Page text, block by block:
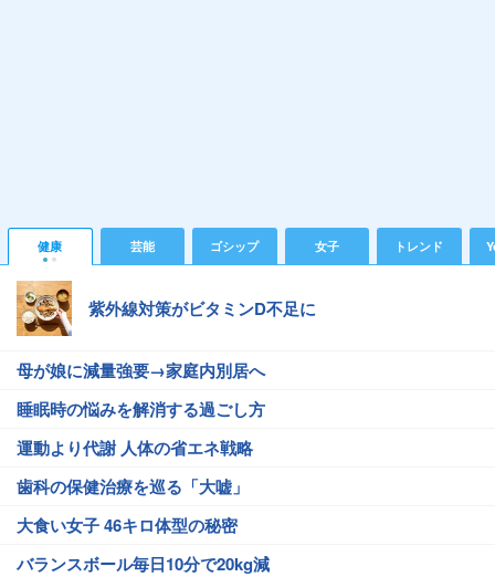
健康 芸能 ゴシップ 女子 トレンド
紫外線対策がビタミンD不足に
母が娘に減量強要→家庭内別居へ
睡眠時の悩みを解消する過ごし方
運動より代謝 人体の省エネ戦略
歯科の保健治療を巡る「大嘘」
大食い女子 46キロ体型の秘密
バランスボール毎日10分で20kg減